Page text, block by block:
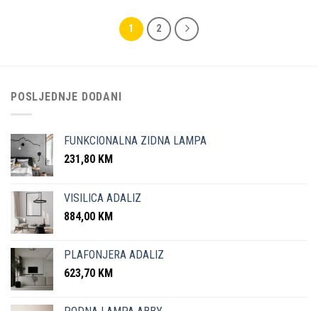
1 2
POSLJEDNJE DODANI
FUNKCIONALNA ZIDNA LAMPA
231,80 KM
VISILICA ADALIZ
884,00 KM
PLAFONJERA ADALIZ
623,70 KM